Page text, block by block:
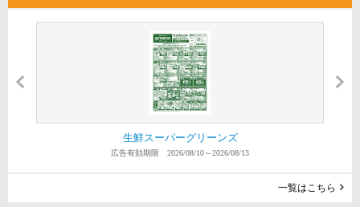
生鮮スーパーグリーンズ
広告有効期限 2026/08/10～2026/08/13
スーパー マルダイ
広告有効期限 2026/08/08～2026/08/14
横浜タウン情報誌アーバン 田園・ニュータウン版
広告有効期限 2026/08/06～2026/09/09
スーパー なかや 戸塚店
広告有効期限 2026/08/06～2026/08/12
スーパーたまや 野庭店
広告有効期限 2026/08/04～2026/08/10
スーパーたまや 上郷店
広告有効期限 2026/08/04～2026/08/10
スーパーたまや 港南台店
広告有効期限 2026/08/04～2026/08/10
スーパーたまや 深谷店
広告有効期限 2026/08/04～2026/08/10
スーパー横濱屋
広告有効期限 2026/08/04～2026/08/10
横浜タウン情報誌アーバン 横浜中央版
広告有効期限 2026/07/23～2026/08/26
一覧はこちら